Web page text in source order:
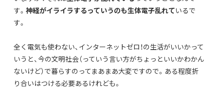
す。 神経がイライラするっていうのも生体電子乱れているで
す。
全く電気も使わない、インターネットゼロ！の生活がいいかって
いうと、今の文明社会（っていう言い方がちょっといいかわかん
ないけど）で暮らすのってまあまあ大変ですので。ある程度折
り合いはつける必要あるけれども。